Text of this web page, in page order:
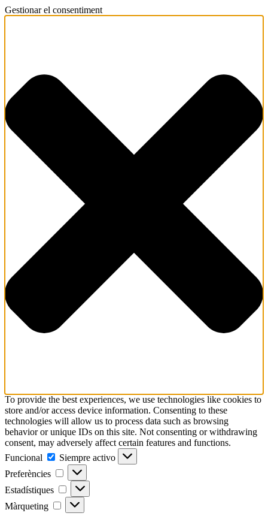
Gestionar el consentiment
To provide the best experiences, we use technologies like cookies to
store and/or access device information. Consenting to these
technologies will allow us to process data such as browsing
behavior or unique IDs on this site. Not consenting or withdrawing
consent, may adversely affect certain features and functions.
Funcional
Funcional
Siempre activo
Preferències
Preferències
Estadístiques Estadístiques
Màrqueting Màrqueting